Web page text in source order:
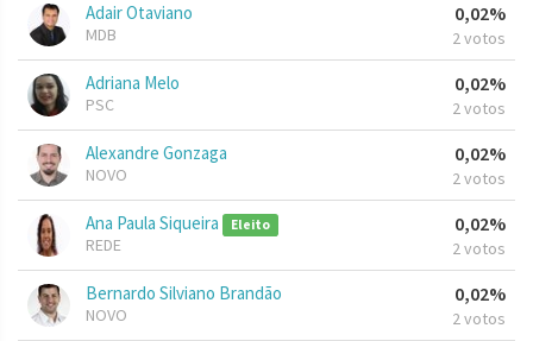
Adair Otaviano
MDB
0,02%
2 votos
Adriana Melo
PSC
0,02%
2 votos
Alexandre Gonzaga
NOVO
0,02%
2 votos
Ana Paula Siqueira Eleito
REDE
0,02%
2 votos
Bernardo Silviano Brandão
NOVO
0,02%
2 votos